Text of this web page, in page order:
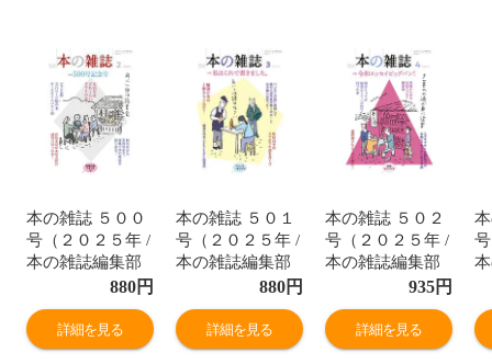
本の雑誌 ５００
号（２０２５年 /
本の雑誌編集部
880円
詳細を見る
本の雑誌 ５０１
号（２０２５年 /
本の雑誌編集部
880円
詳細を見る
本の雑誌 ５０２
号（２０２５年 /
本の雑誌編集部
935円
詳細を見る